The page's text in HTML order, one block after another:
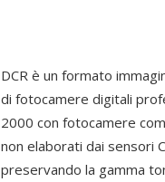
DCR è un formato
di fotocamere digitali
2000 con fotocamere
non elaborati dai sensori
preservando la gamma